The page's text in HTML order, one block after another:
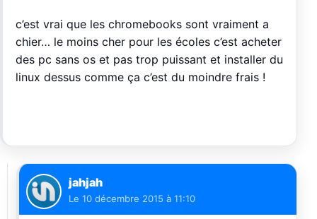
c’est vrai que les chromebooks sont vraiment a
chier… le moins cher pour les écoles c’est acheter
des pc sans os et pas trop puissant et installer du
linux dessus comme ça c’est du moindre frais !
jahjah
Le 10 décembre 2015 à 11:10